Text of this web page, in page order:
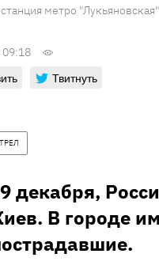
метро
09:18
Твитнуть
декабря,
В городе